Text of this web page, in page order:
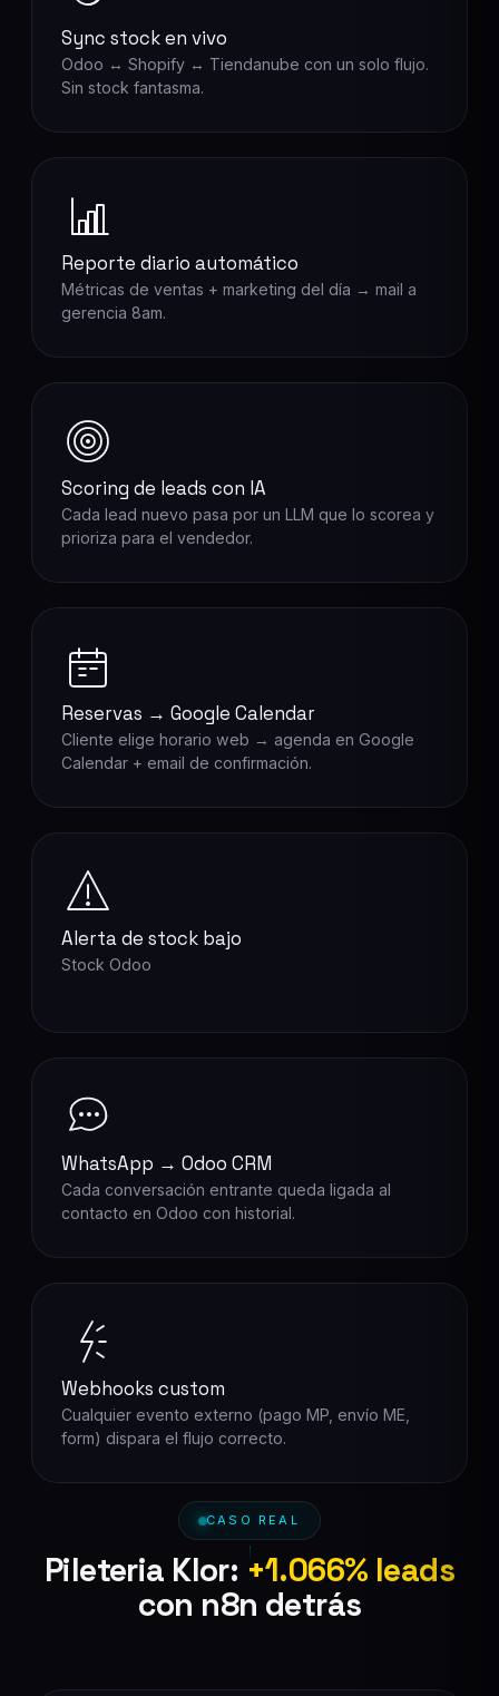
Sync stock en vivo
Odoo ↔ Shopify ↔ Tiendanube con un solo flujo.
Sin stock fantasma.
Reporte diario automático
Métricas de ventas + marketing del día → mail a
gerencia 8am.
Scoring de leads con IA
Cada lead nuevo pasa por un LLM que lo scorea y
prioriza para el vendedor.
Reservas → Google Calendar
Cliente elige horario web → agenda en Google
Calendar + email de confirmación.
Alerta de stock bajo
Stock Odoo
WhatsApp → Odoo CRM
Cada conversación entrante queda ligada al
contacto en Odoo con historial.
Webhooks custom
Cualquier evento externo (pago MP, envío ME,
form) dispara el flujo correcto.
CASO REAL
Pileteria Klor: +1.066% leads
con n8n detrás